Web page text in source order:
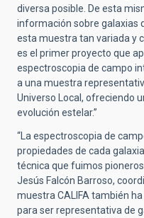
diversa posible. De esta
información sobre galaxias
esta muestra tan variada y
es el primer proyecto que
espectroscopia de campo
a una muestra
Universo Local, ofreciendo
evolución estelar.”
“La espectroscopia de
propiedades de cada
técnica que fuimos
Jesús Falcón Barroso,
muestra CALIFA también
para ser representativa de